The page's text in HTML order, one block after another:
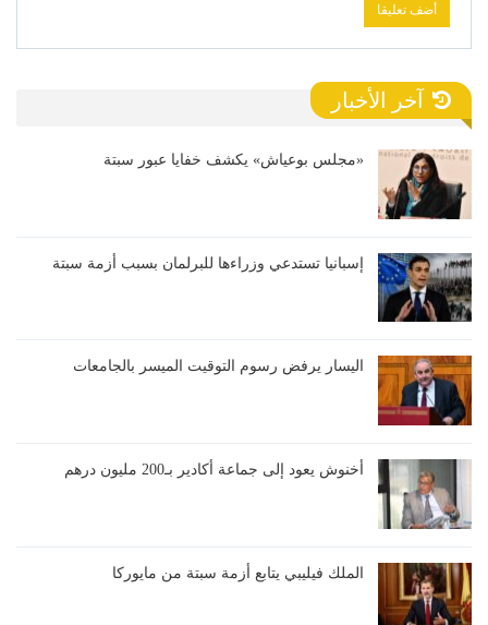
آخر الأخبار
«مجلس بوعياش» يكشف خفايا عبور سبتة
إسبانيا تستدعي وزراءها للبرلمان بسبب أزمة سبتة
اليسار يرفض رسوم التوقيت الميسر بالجامعات
أخنوش يعود إلى جماعة أكادير بـ200 مليون درهم
الملك فيليبي يتابع أزمة سبتة من مايوركا